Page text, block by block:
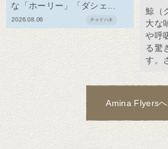
な「ホーリー」「ダシェ...
2026.08.06 チャイハネ
鯨（
大な
や呼
る驚
す。
Amina Flyersへ